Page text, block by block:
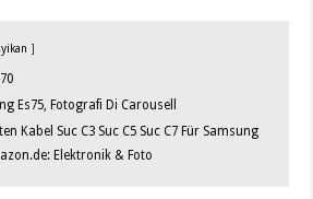
Es75, Fotografi Di Carousell
Kabel Suc C3 Suc C5 Suc C7 Für Samsung
Elektronik & Foto